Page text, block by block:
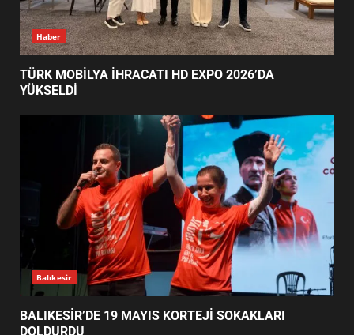
1
TÜRK MOBİLYA İHRACATI HD
EXPO 2026’DA YÜKSELDİ
BALIKESİR’DE 19 MAYIS KORTEJİ
SOKAKLARI DOLDURDU
3
SİBER VATAN’DA NEFES KESEN
YARI FİNAL! 24 GENÇ YARIŞTI
Haber
TÜRK MOBİLYA İHRACATI HD EXPO 2026’DA
YÜKSELDİ
Balıkesir
BALIKESİR’DE 19 MAYIS KORTEJİ SOKAKLARI
DOLDURDU